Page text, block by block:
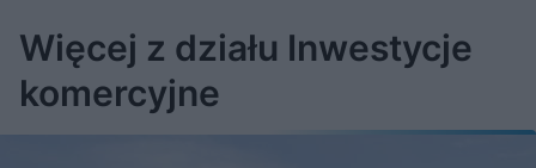
Więcej z działu Inwestycje
komercyjne